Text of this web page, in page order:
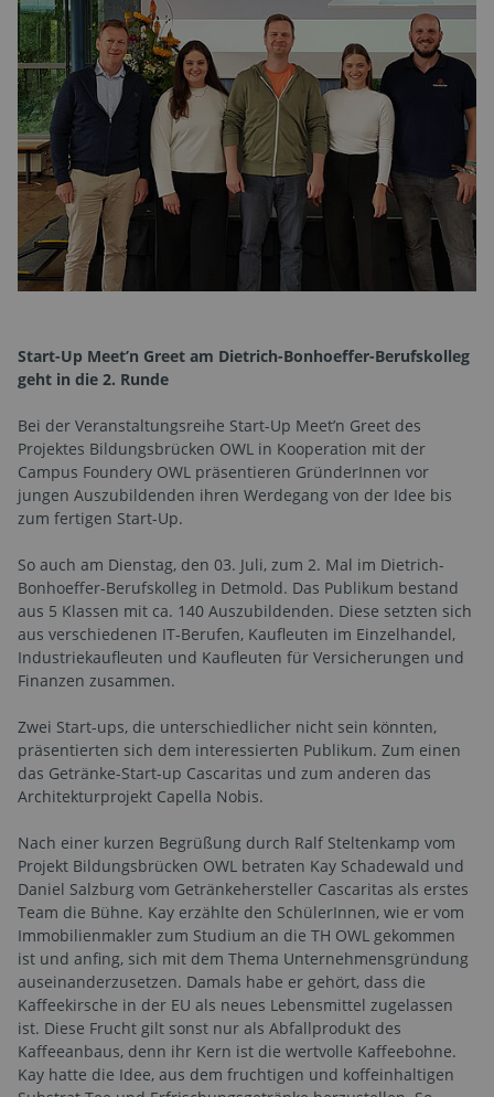
Start-Up Meet’n Greet am Dietrich-Bonhoeffer-Berufskolleg
geht in die 2. Runde
Bei der Veranstaltungsreihe Start-Up Meet’n Greet des
Projektes Bildungsbrücken OWL in Kooperation mit der
Campus Foundery OWL präsentieren GründerInnen vor
jungen Auszubildenden ihren Werdegang von der Idee bis
zum fertigen Start-Up.
So auch am Dienstag, den 03. Juli, zum 2. Mal im Dietrich-
Bonhoeffer-Berufskolleg in Detmold. Das Publikum bestand
aus 5 Klassen mit ca. 140 Auszubildenden. Diese setzten sich
aus verschiedenen IT-Berufen, Kaufleuten im Einzelhandel,
Industriekaufleuten und Kaufleuten für Versicherungen und
Finanzen zusammen.
Zwei Start-ups, die unterschiedlicher nicht sein könnten,
präsentierten sich dem interessierten Publikum. Zum einen
das Getränke-Start-up Cascaritas und zum anderen das
Architekturprojekt Capella Nobis.
Nach einer kurzen Begrüßung durch Ralf Steltenkamp vom
Projekt Bildungsbrücken OWL betraten Kay Schadewald und
Daniel Salzburg vom Getränkehersteller Cascaritas als erstes
Team die Bühne. Kay erzählte den SchülerInnen, wie er vom
Immobilienmakler zum Studium an die TH OWL gekommen
ist und anfing, sich mit dem Thema Unternehmensgründung
auseinanderzusetzen. Damals habe er gehört, dass die
Kaffeekirsche in der EU als neues Lebensmittel zugelassen
ist. Diese Frucht gilt sonst nur als Abfallprodukt des
Kaffeeanbaus, denn ihr Kern ist die wertvolle Kaffeebohne.
Kay hatte die Idee, aus dem fruchtigen und koffeinhaltigen